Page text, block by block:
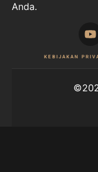
Anda.
KEBIJAKAN